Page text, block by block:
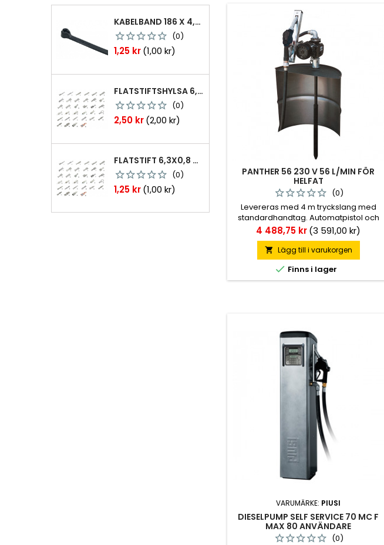
KABELBAND 186 X 4,8MM TY25MX TY-RAP SVARTA 1000 ST
(0)
Pris
1,25 kr(1,00 kr)
FLATSTIFTSHYLSA 6,3X0,8 1,0-2,5 MM² 100ST NABB
(0)
Pris
2,50 kr(2,00 kr)
FLATSTIFT 6,3X0,8 M. NABB 1,0-2,5 MM2 100ST
(0)
Pris
1,25 kr(1,00 kr)
PANTHER 56 230 V 56 L/MIN FÖR
HELFAT
(0)
Levereras med 4 m tryckslang med
standardhandtag. Automatpistol och
mätare är tillbehör. Handtag: Manuell
Mätare: Tillval Slanglängd: 4 m
Pris
4 488,75 kr(3 591,00 kr)
 Lägg till i varukorgen
 Finns i lager
VARUMÄRKE: PIUSI
DIESELPUMP SELF SERVICE 70 MC F
MAX 80 ANVÄNDARE
(0)